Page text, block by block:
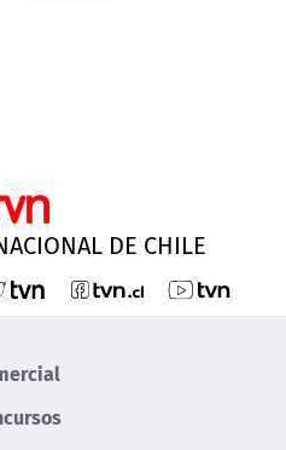
DE CHILE